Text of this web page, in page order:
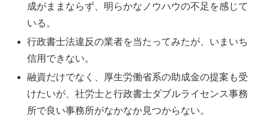
成がままならず、明らかなノウハウの不足を感じて
いる。
行政書士法違反の業者を当たってみたが、いまいち
信用できない。
融資だけでなく、厚生労働省系の助成金の提案も受
けたいが、社労士と行政書士ダブルライセンス事務
所で良い事務所がなかなか見つからない。